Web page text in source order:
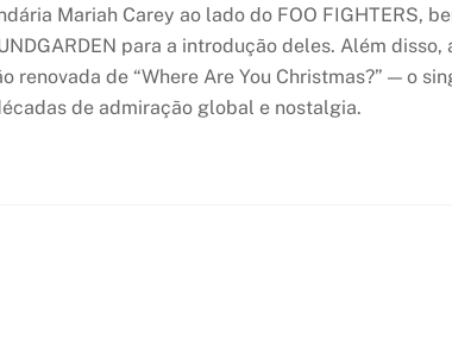
Mariah Carey ao lado do FOO FIGHTERS,
para a introdução deles. Além disso,
renovada de “Where Are You Christmas?” — o
de admiração global e nostalgia.